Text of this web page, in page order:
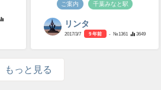
ご案内 千葉みなと駅
リンタ
2017/3/7 9 年前 - №1361 3649
もっと見る